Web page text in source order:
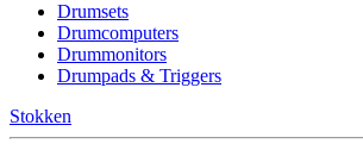
Drumsets
Drumcomputers
Drummonitors
Drumpads & Triggers
Stokken